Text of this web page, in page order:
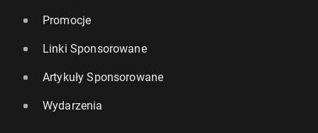
Promocje
Linki Sponsorowane
Artykuły Sponsorowane
Wydarzenia